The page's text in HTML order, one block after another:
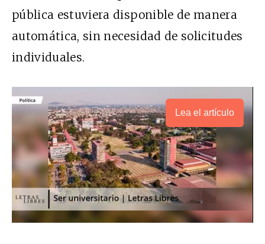
pública estuviera disponible de manera
automática, sin necesidad de solicitudes
individuales.
Lea el artículo